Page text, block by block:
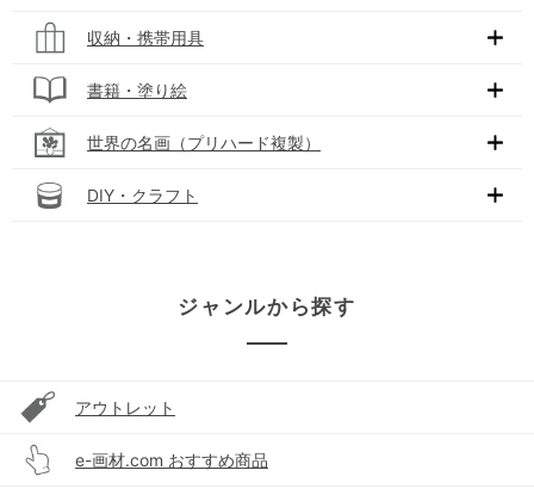
収納・携帯用具
書籍・塗り絵
世界の名画（プリハード複製）
DIY・クラフト
ジャンルから探す
アウトレット
e-画材.com おすすめ商品